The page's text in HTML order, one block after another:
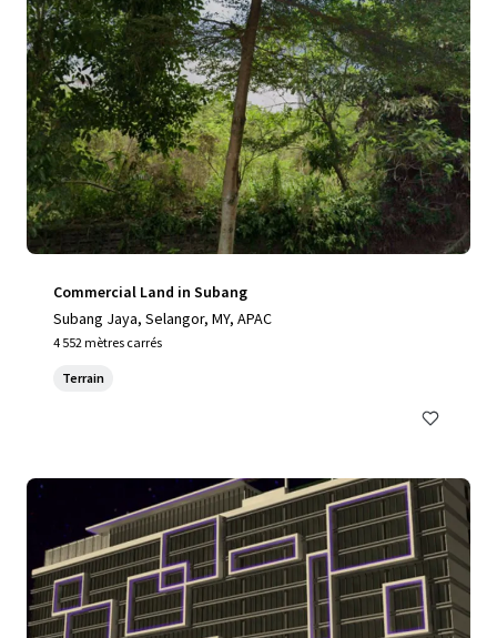
Commercial Land in Subang
Subang Jaya, Selangor, MY, APAC
4 552 mètres carrés
Terrain